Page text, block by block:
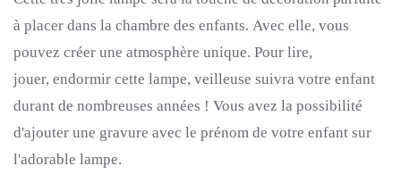
à placer dans la chambre des enfants. Avec elle, vous
pouvez créer une atmosphère unique. Pour lire,
jouer, endormir cette lampe, veilleuse suivra votre enfant
durant de nombreuses années ! Vous avez la possibilité
d'ajouter une gravure avec le prénom de votre enfant sur
l'adorable lampe.